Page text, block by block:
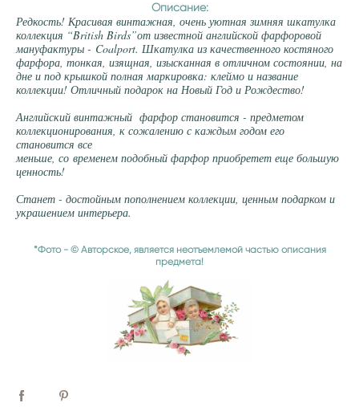
Описание:
Редкость! Красивая винтажная, очень уютная зимняя шкатулка
коллекция “British Birds”от известной английской фарфоровой
мануфактуры - Coalport. Шкатулка из качественного костяного
фарфора, тонкая, изящная, изысканная в отличном состоянии, на
дне и под крышкой полная маркировка: клеймо и название
коллекции! Отличный подарок на Новый Год и Рождество!
Английский винтажный фарфор становится - предметом
коллекционирования, к сожалению с каждым годом его
становится все
меньше, со временем подобный фарфор приобретет еще большую
ценность!
Станет - достойным пополнением коллекции, ценным подарком и
украшением интерьера.
*Фото - © Авторское, является неотъемлемой частью описания
предмета!